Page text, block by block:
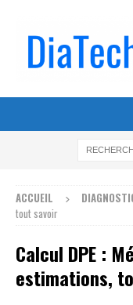
ACCUEIL
tout savoir
Calcul DPE :
estimations,